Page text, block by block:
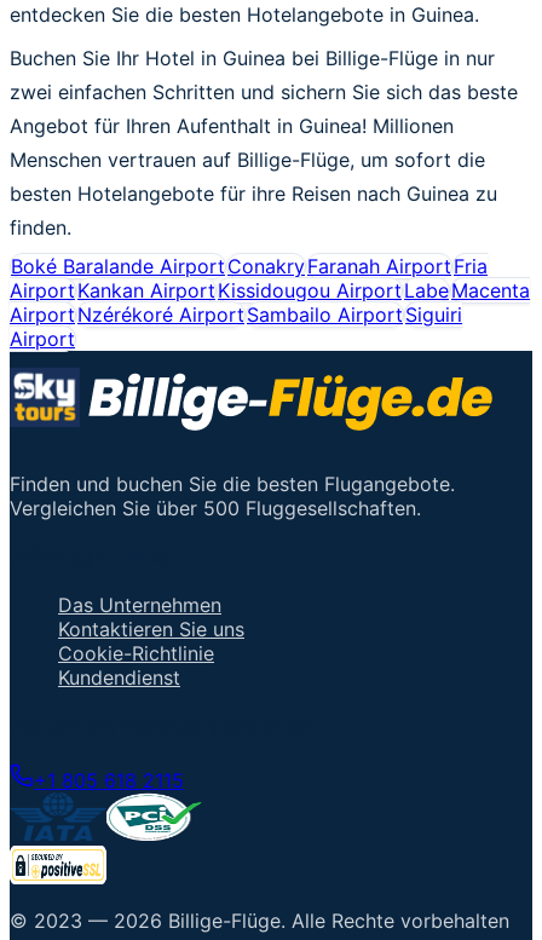
entdecken Sie die besten Hotelangebote in Guinea.
Buchen Sie Ihr Hotel in Guinea bei Billige-Flüge in nur
zwei einfachen Schritten und sichern Sie sich das beste
Angebot für Ihren Aufenthalt in Guinea! Millionen
Menschen vertrauen auf Billige-Flüge, um sofort die
besten Hotelangebote für ihre Reisen nach Guinea zu
finden.
Boké Baralande AirportConakryFaranah AirportFria
AirportKankan AirportKissidougou AirportLabeMacenta
AirportNzérékoré AirportSambailo AirportSiguiri
Airport
Finden und buchen Sie die besten Flugangebote.
Vergleichen Sie über 500 Fluggesellschaften.
Das Unternehmen
Kontaktieren Sie uns
Cookie-Richtlinie
Kundendienst
+1 805 618 2115
© 2023 — 2026 Billige-Flüge. Alle Rechte vorbehalten